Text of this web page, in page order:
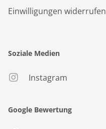
Einwilligungen widerrufen
Soziale Medien
Instagram
Google Bewertung